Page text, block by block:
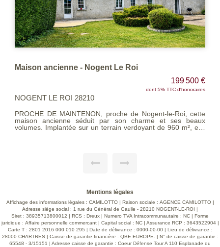
Maison ancienne - Nogent Le Roi
199 500 €
dont 5% TTC d'honoraires
NOGENT LE ROI 28210
PROCHE DE MAINTENON, proche de Nogent-le-Roi, cette
maison ancienne séduit par son charme et ses beaux
volumes. Implantée sur un terrain verdoyant de 960 m², elle
une salle d'eau avec WC et une cave complètent ce niveau.
potentiel de la propriété, idéale pour un atelier, du stockage
ou un futur espace de vie. Cette maison allie charme, volume
et potentiel dans un environnement recherché.
Mentions légales
Affichage des informations légales : CAMILOTTO | Raison sociale : AGENCE CAMILOTTO |
Adresse siège social : 1 rue du Général de Gaulle - 28210 NOGENT-LE-ROI |
Siret : 38935713800012 | RCS : Dreux | Numero TVA Intracommunautaire : NC | Forme
juridique : Affaire personnelle commercant | Capital social : NC | Assurance RCP : 3643522904 |
Carte T : 2801 2016 000 010 295 | Date de délivrance : 0000-00-00 | Lieu de délivrance :
28000 CHARTRES | Caisse de garantie financière : QBE EUROPE. | N° de caisse de garantie :
65548 - 3/15151 | Adresse caisse de garantie : Coeur Défense Tour A 110 Esplanade du